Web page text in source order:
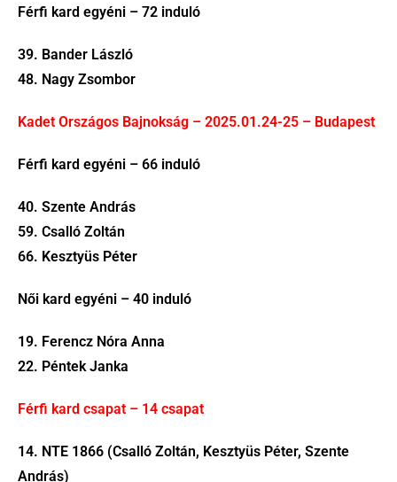
Férfi kard egyéni – 72 induló
39. Bander László
48. Nagy Zsombor
Kadet Országos Bajnokság – 2025.01.24-25 – Budapest
Férfi kard egyéni – 66 induló
40. Szente András
59. Csalló Zoltán
66. Kesztyüs Péter
Női kard egyéni – 40 induló
19. Ferencz Nóra Anna
22. Péntek Janka
Férfi kard csapat – 14 csapat
14. NTE 1866 (Csalló Zoltán, Kesztyüs Péter, Szente
András)